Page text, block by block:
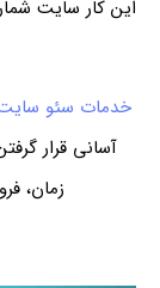
این کار سایت
خدمات سئو سایت
آسانی قرار
زمان،